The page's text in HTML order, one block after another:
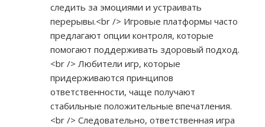
следить за эмоциями и устраивать
перерывы.<br /> Игровые платформы часто
предлагают опции контроля, которые
помогают поддерживать здоровый подход.
<br /> Любители игр, которые
придерживаются принципов
ответственности, чаще получают
стабильные положительные впечатления.
<br /> Следовательно, ответственная игра